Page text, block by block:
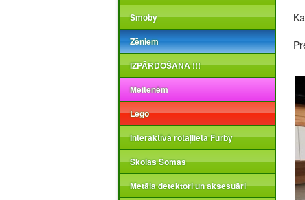
Smoby
Zēniem
IZPĀRDOŠANA !!!
Meitenēm
Lego
Interaktīvā rotaļlieta Furby
Skolas Somas
Metāla detektori un aksesuāri